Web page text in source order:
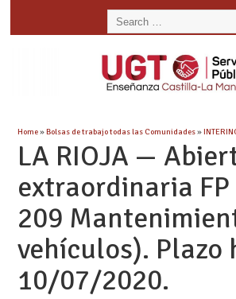
Home»Bolsas de trabajo todas las Comunidades»
LA RIOJA —
extraordinaria FP
209
vehículos). Plazo
10/07/2020.